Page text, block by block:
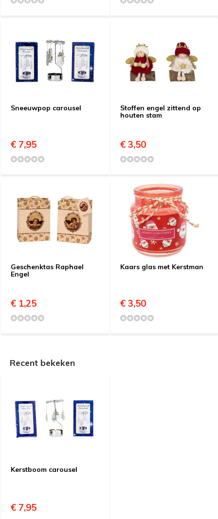
Sneeuwpop carousel
€ 7,95
Stoffen engel zittend op
houten stam
€ 3,50
Geschenktas Raphael
Engel
€ 1,25
Kaars glas met Kerstman
€ 3,50
Recent bekeken
Kerstboom carousel
€ 7,95